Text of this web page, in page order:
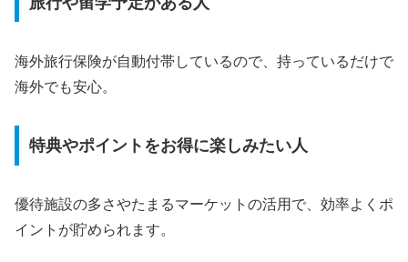
海外旅行保険が自動付帯しているので、持っているだけで
海外でも安心。
特典やポイントをお得に楽しみたい人
優待施設の多さやたまるマーケットの活用で、効率よくポ
イントが貯められます。